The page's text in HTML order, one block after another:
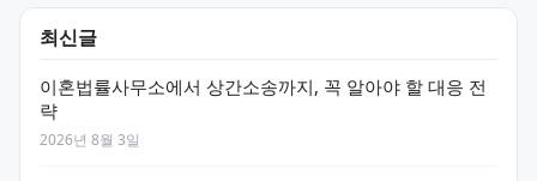
최신글
이혼법률사무소에서 상간소송까지, 꼭 알아야 할 대응 전
략
2026년 8월 3일